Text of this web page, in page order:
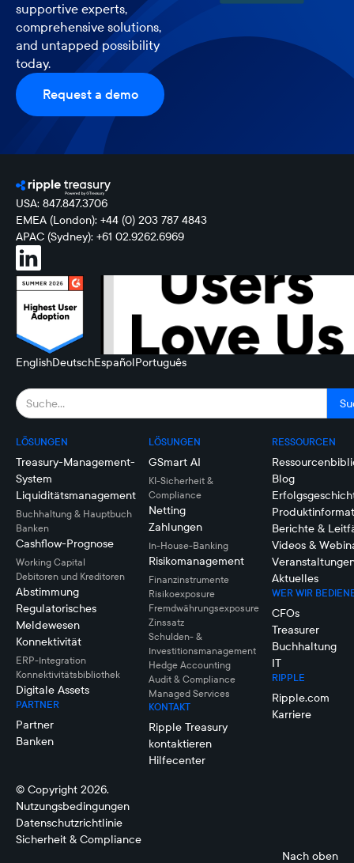
supportive experts,
comprehensive solutions,
and untapped possibility
today.
Request a demo
USA: 847.847.3706
EMEA (London): +44 (0) 203 787 4843
APAC (Sydney): +61 02.9262.6969
EnglishDeutschEspañolPortuguês
LÖSUNGEN
Treasury-Management-
System
Liquiditätsmanagement
Buchhaltung & Hauptbuch
Banken
Cashflow-Prognose
Working Capital
Debitoren und Kreditoren
Abstimmung
Regulatorisches
Meldewesen
Konnektivität
ERP-Integration
Konnektivitätsbibliothek
Digitale Assets
PARTNER
Partner
Banken
LÖSUNGEN
GSmart AI
KI-Sicherheit &
Compliance
Netting
Zahlungen
In-House-Banking
Risikomanagement
Finanzinstrumente
Risikoexposure
Fremdwährungsexposure
Zinssatz
Schulden- &
Investitionsmanagement
Hedge Accounting
Audit & Compliance
Managed Services
KONTAKT
Ripple Treasury
kontaktieren
Hilfecenter
RESSOURCEN
Blog
Berichte &
Videos &
Aktuelles
WER WIR
CFOs
Treasurer
Buchhaltung
IT
RIPPLE
Ripple.com
Karriere
© Copyright 2026.
Nutzungsbedingungen
Datenschutzrichtlinie
Sicherheit & Compliance
Nach oben